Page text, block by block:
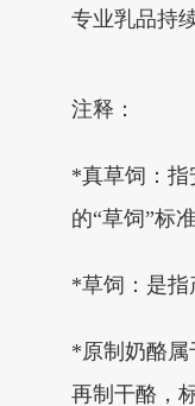
专业乳品持
注释：
*真草饲：指
的“草饲”标准
*草饲：是指
*原制奶酪属
再制干酪，